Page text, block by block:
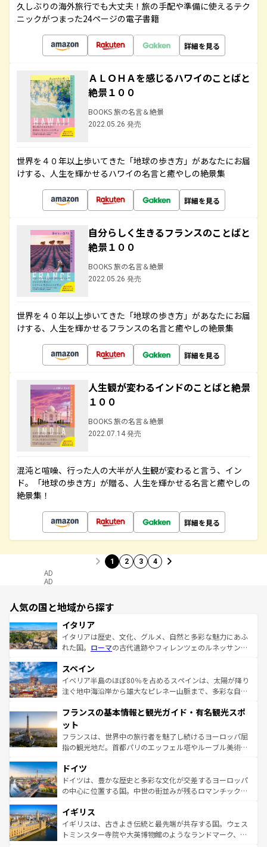
久しぶりの海外旅行でも大丈夫！旅の手配や準備に使えるテク
ニックがつまった24ページの電子書籍
詳細を見る
ＡＬＯＨＡを感じるハワイのことばと
絶景１００
BOOKS 旅の名言＆絶景
2022.05.26 発売
世界を４０年以上歩いてきた「地球の歩き方」があなたにお届
けする、人生を輝かせるハワイの名言と癒やしの絶景集
詳細を見る
自分らしく生きるフランスのことばと
絶景１００
BOOKS 旅の名言＆絶景
2022.05.26 発売
世界を４０年以上歩いてきた「地球の歩き方」があなたにお届
けする、人生を輝かせるフランスの名言と癒やしの絶景集
詳細を見る
人生観が変わるインドのことばと絶景
１００
BOOKS 旅の名言＆絶景
2022.07.14 発売
混沌と喧噪、行った人の大半が人生観が変わると言う、イン
ド。「地球の歩き方」が贈る、人生を輝かせる名言と癒やしの
絶景集！
詳細を見る
1 2 3 4
AD
AD
人気の国と地域から探す
イタリア
イタリアは歴史、文化、グルメ、自然と多彩な魅力にあふ
れた国。 ローマの古代遺跡やフィレンツェのルネッサンス
ろん、トスカーナの美しい田園風景やアマルフィ海岸の絶
景など、自然景観も見逃せない。観光の合間には、本場の
ピザやパスタなど、絶品のイタリア料理を堪能することも
ませてくれるイタリアで、忘れられない旅をしてみよう！
なお、新着のイタリア情報は
しい。
スペイン
イベリア半島のほぼ80％を占めるスペインは、太陽が降り
注ぐ地中海沿岸から雄大なピレネー山脈まで、多彩な自然
文化が根付くこの国では、情熱的なフラメンコ、熱気あふ
れる闘牛、そして美味しいタパスが生活の一部となってい
る。首都マドリードの洗練された雰囲気や、バルセロナの
アートに溢れた街角から、地方では古代ローマ遺跡や中世
せる。地方によって風土や気候が異なるスペインはその個
性で訪れる人を魅了する。 なお、新着のスペイン情報は コ
ンテンツ一覧を参照してほしい。
フランスの基本情報と観光ガイド・有名観光スポ
ット
フランスは、世界中の旅行者を魅了し続けるヨーロッパ屈
指の観光地だ。首都パリのエッフェル塔やルーブル美術館
で、幅広い魅力が詰まっている。華麗な宮殿、歴史的な大
聖堂、美しいビーチ、そして豊かな自然が、訪れる者を心
から魅了する。また、フランスは美食の国としても知ら
いる。シャンパンの発祥地であるランス、プロヴァンスの
香り高いラベンダー畑など、多彩な楽しみ方が可能だ。さ
らに、パリ以外の地域にも魅力が溢れており、どの街角に
ドイツ
ドイツは、豊かな歴史と多彩な文化が交差するヨーロッパ
の中心に位置する国。中世の街並みが残るロマンチック街
顔を持つこの国は、どこを歩いても飽きることがない。ベ
ルリンの文化的活気、バイエルン州のアルプスの絶景、そ
してライン川沿いのワイン畑といった風景は必見。ビール
イギリス
イギリスは、古きよき伝統と最先端が共存する国。ウェス
トミンスター寺院や大英博物館のようなランドマーク、歴